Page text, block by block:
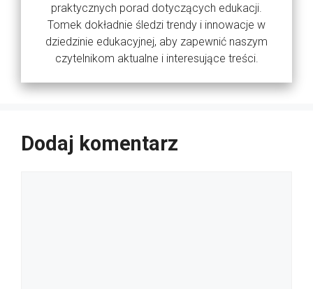
praktycznych porad dotyczących edukacji.
Tomek dokładnie śledzi trendy i innowacje w
dziedzinie edukacyjnej, aby zapewnić naszym
czytelnikom aktualne i interesujące treści.
Dodaj komentarz